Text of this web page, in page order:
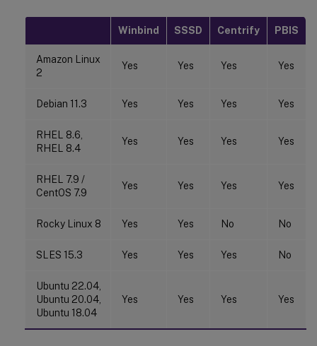
Winbind SSSD Centrify PBIS
Amazon Linux
2
Yes Yes Yes Yes
Debian 11.3 Yes Yes Yes Yes
RHEL 8.6,
RHEL 8.4
Yes Yes Yes Yes
RHEL 7.9 /
CentOS 7.9
Yes Yes Yes Yes
Rocky Linux 8 Yes Yes No No
SLES 15.3 Yes Yes Yes No
Ubuntu 22.04,
Ubuntu 20.04,
Ubuntu 18.04
Yes Yes Yes Yes